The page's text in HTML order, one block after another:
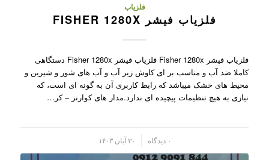
فلزیاب
فلزیاب فیشر FISHER 1280X
فلزیاب فیشر Fisher 1280x فلزیاب فیشر Fisher 1280x دستگاهی
کاملا ضد آب و مناسب بر ای کاوش زیر آب و آب های شور و شیرین و
محیط های خشک میباشد که رابط کاربری آن به گونه ای است، که
نیازی به هیچ تنظیمات پیچیده ای ندارد.مدار های کوارتز – کر…
۰ دیدگاه ۳۰ آبان ۱۴۰۳